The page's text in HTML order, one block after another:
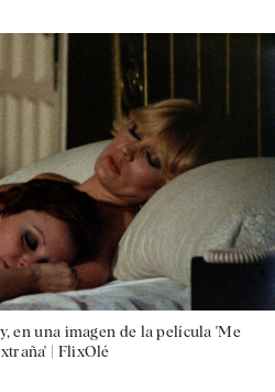
en una imagen de la película 'Me
| FlixOlé